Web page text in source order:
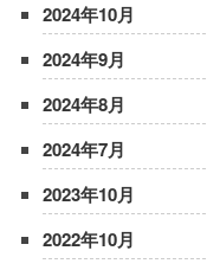
2024年10月
2024年9月
2024年8月
2024年7月
2023年10月
2022年10月